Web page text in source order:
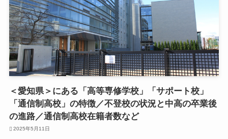
＜愛知県＞にある「高等専修学校」「サポート校」
「通信制高校」の特徴／不登校の状況と中高の卒業後
の進路／通信制高校在籍者数など
2025年5月11日